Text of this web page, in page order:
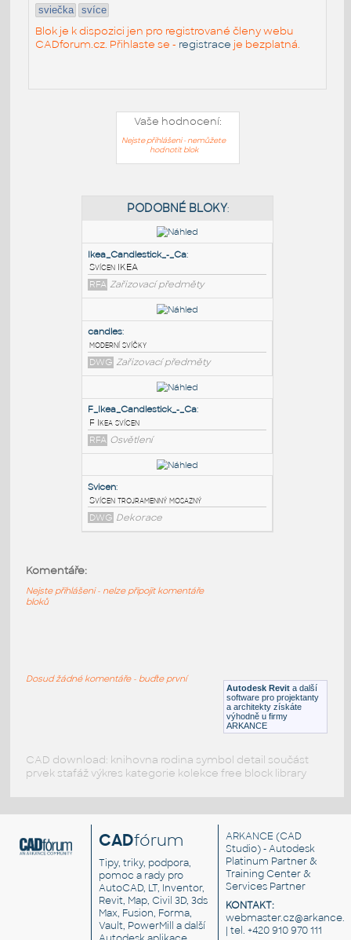
sviečka svíce
Blok je k dispozici jen pro registrované členy webu
CADforum.cz. Přihlaste se - registrace je bezplatná.
Vaše hodnocení:
Nejste přihlášeni - nemůžete
hodnotit blok
Ikea_Candlestick_-_Ca
Svícen IKEA
RFA Zařizovací předměty
candles:
moderní svíčky
DWG Zařizovací předměty
Osvětlení
Autodesk Revit a další
software pro projektanty
a architekty získáte
výhodně u firmy
ARKANCE
Komentáře:
Nejste přihlášeni - nelze připojit komentáře
bloků
Dosud žádné komentáře - buďte první
CAD download: knihovna rodina symbol detail součást
prvek stafáž výkres kategorie kolekce free block library
CADfórum
Tipy, triky, podpora,
pomoc a rady pro
AutoCAD, LT, Inventor,
Revit, Map, Civil 3D, 3ds
Max, Fusion, Forma,
Vault, PowerMill a další
ARKANCE (CAD
Studio) - Autodesk
Platinum Partner &
Training Center &
Services Partner
KONTAKT:
| tel. +420 910 970 111